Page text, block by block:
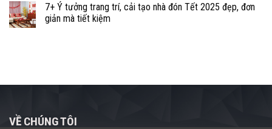
7+ Ý tưởng trang trí, cải tạo nhà đón Tết 2025 đẹp, đơn
giản mà tiết kiệm
VỀ CHÚNG TÔI